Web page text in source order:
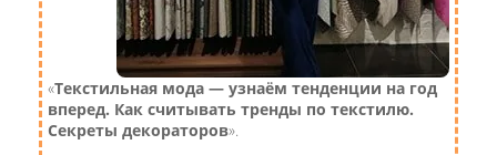
«Текстильная мода — узнаём тенденции на год
вперед. Как считывать тренды по текстилю.
Секреты декораторов».